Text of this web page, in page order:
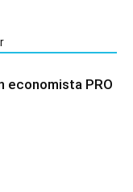
economista PRO